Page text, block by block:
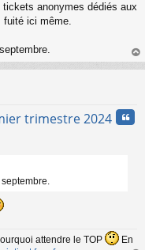
anonymes dédiés aux
ici même.
au
trimestre 2024
attendre le TOP
En